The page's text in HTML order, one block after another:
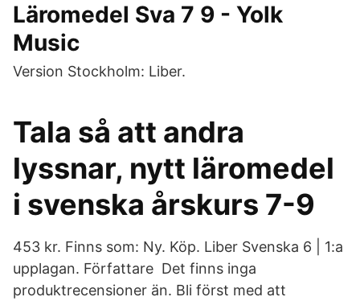
Läromedel Sva 7 9 - Yolk
Music
Version Stockholm: Liber.
Tala så att andra
lyssnar, nytt läromedel
i svenska årskurs 7-9
453 kr. Finns som: Ny. Köp. Liber Svenska 6 | 1:a
upplagan. Författare Det finns inga
produktrecensioner än. Bli först med att